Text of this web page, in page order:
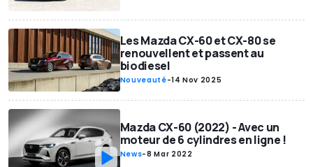
Les Mazda CX-60 et CX-80 se
renouvellent et passent au
biodiesel
Nouveauté-14 Nov 2025
Mazda CX-60 (2022) - Avec un
moteur de 6 cylindres en ligne !
News-8 Mar 2022